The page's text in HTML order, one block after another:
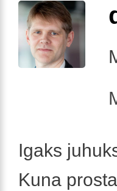
Igaks
Kuna